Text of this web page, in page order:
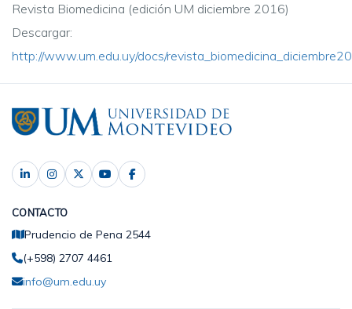
Revista Biomedicina (edición UM diciembre 2016)
Descargar:
http://www.um.edu.uy/docs/
CONTACTO
Prudencio de Pena 2544
(+598) 2707 4461
info@um.edu.uy